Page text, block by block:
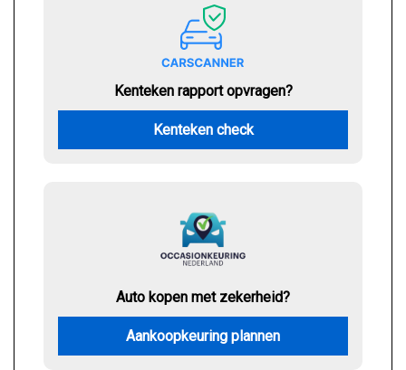
Kenteken rapport opvragen?
Kenteken check
Auto kopen met zekerheid?
Aankoopkeuring plannen